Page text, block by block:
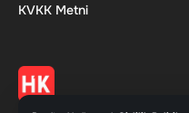
KVKK Metni